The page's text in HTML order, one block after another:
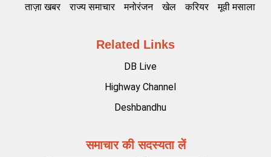
ताज़ा खबर राज्य समाचार मनोरंजन खेल करियर मूवी मसाला
Related Links
DB Live
Highway Channel
Deshbandhu
समाचार की सदस्यता लें